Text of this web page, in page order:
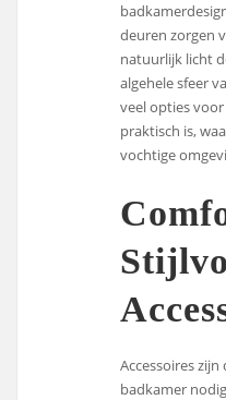
deuren zorgen
natuurlijk licht
algehele sfeer
veel opties
praktisch is,
vochtige
Accessoires
badkamer